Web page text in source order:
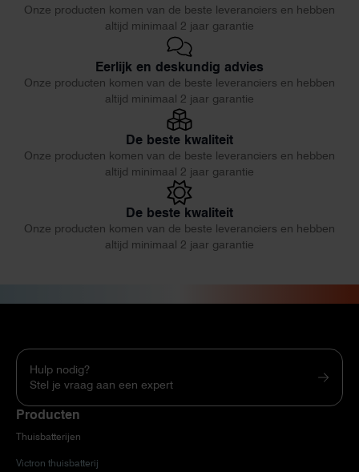
Onze producten komen van de beste leveranciers en hebben
altijd minimaal 2 jaar garantie
Eerlijk en deskundig advies
Onze producten komen van de beste leveranciers en hebben
altijd minimaal 2 jaar garantie
De beste kwaliteit
Onze producten komen van de beste leveranciers en hebben
altijd minimaal 2 jaar garantie
De beste kwaliteit
Onze producten komen van de beste leveranciers en hebben
altijd minimaal 2 jaar garantie
Hulp nodig?
Stel je vraag aan een expert
Producten
Thuisbatterijen
Victron thuisbatterij